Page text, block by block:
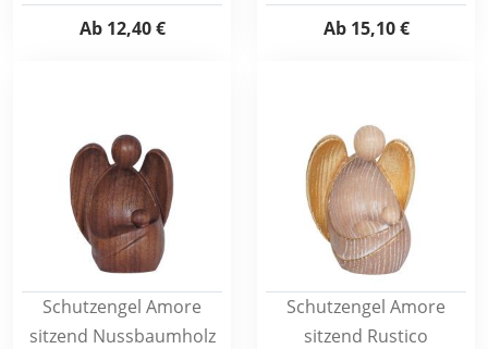
Ab12,40 €
Ab15,10 €
Schutzengel Amore
sitzend Nussbaumholz
Schutzengel Amore
sitzend Rustico